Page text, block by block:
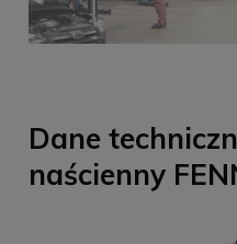
Dane
naścienny